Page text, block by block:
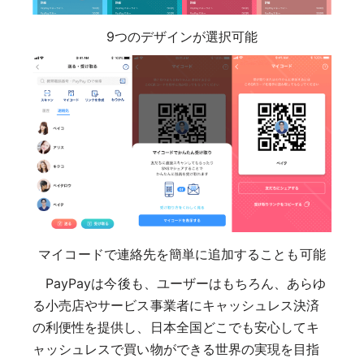
9つのデザインが選択可能
マイコードで連絡先を簡単に追加することも可能
PayPayは今後も、ユーザーはもちろん、あらゆ
る小売店やサービス事業者にキャッシュレス決済
の利便性を提供し、日本全国どこでも安心してキ
ャッシュレスで買い物ができる世界の実現を目指